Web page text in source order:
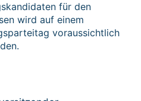
für den
wird auf einem
voraussichtlich